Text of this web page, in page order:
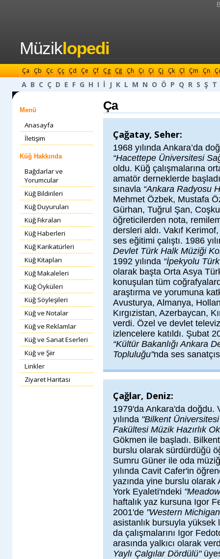
Müziklopedi
Ça Çb Çc Çç Çd Çe Çf Çg Çğ Çh Çı Çi Çj Çk Çl Çm Çn
A B C Ç D E F G H I İ J K L M N O Ö P Q R S Ş T
Menü
Anasayfa
İletişim
Küğ Hakkında
Bağdarlar ve
Yorumcular
Küğ Bildirileri
Küğ Duyuruları
Küğ Fıkraları
Küğ Haberleri
Küğ Karikatürleri
Küğ Kitapları
Küğ Makaleleri
Küğ Öyküleri
Küğ Söyleşileri
Küğ ve Notalar
Küğ ve Reklamlar
Küğ ve Sanat Eserleri
Küğ ve Şiir
Linkler
Ziyaret Haritası
Ça
Çağatay, Seher:
1968 yılında Ankara’da
“Hacettepe Üniversitesi
oldu. Küğ çalışmalarına
amatör derneklerde
sınavla “Ankara Radyosu
Mehmet Özbek, Mustafa
Gürhan, Tuğrul Şan,
öğreticilerden nota,
dersleri aldı. Vakıf
ses eğitimi çalıştı. 1986
Devlet Türk Halk Müziği
1992 yılında “İpekyolu
olarak başta Orta Asya
konuşulan tüm
araştırma ve yorumuna
Avusturya, Almanya,
Kırgızistan, Azerbaycan,
verdi. Özel ve devlet
izlencelere katıldı. Şubat
“Kültür Bakanlığı Ankara
Topluluğu''nda ses
Çağlar, Deniz:
1979'da Ankara'da doğdu.
yılında "Bilkent
Fakültesi Müzik Hazırlık
Gökmen ile başladı.
burslu olarak sürdürdüğü
Sumru Güner ile oda
yılında Cavit Cafer'in
yazında yine burslu
York Eyaleti'ndeki
haftalık yaz kursuna Igor
2001'de "Western
asistanlık bursuyla
da çalışmalarını Igor
arasında yalkıcı olarak
Yaylı Çalgılar Dördülü"